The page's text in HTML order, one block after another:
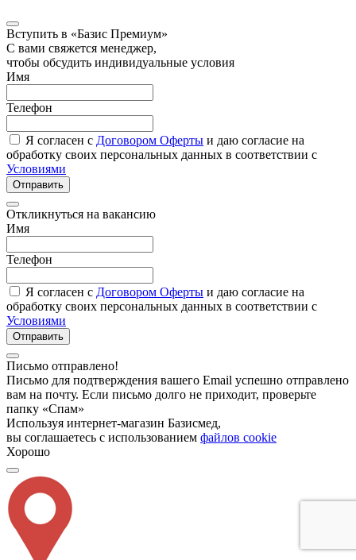
Вступить в «Базис Премиум»
С вами свяжется менеджер,
чтобы обсудить индивидуальные условия
Имя
Телефон
Я согласен с Договором Оферты и даю согласие на
обработку своих персональных данных в соответствии с
Условиями
Отправить
Откликнуться на вакансию
Имя
Телефон
Я согласен с Договором Оферты и даю согласие на
обработку своих персональных данных в соответствии с
Условиями
Отправить
Письмо отправлено!
Письмо для подтверждения вашего Email успешно отправлено
вам на почту. Если письмо долго не приходит, проверьте
папку «Спам»
Используя интернет-магазин Базисмед,
вы соглашаетесь с использованием файлов cookie
Хорошо